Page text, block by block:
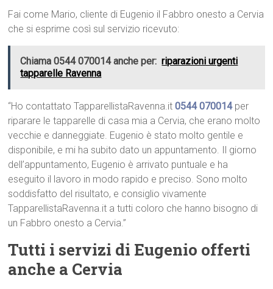
Fai come Mario, cliente di Eugenio il Fabbro onesto a Cervia
che si esprime così sul servizio ricevuto:
Chiama 0544 070014 anche per: riparazioni urgenti
tapparelle Ravenna
“Ho contattato TapparellistaRavenna.it0544 070014per
riparare le tapparelle di casa mia a Cervia, che erano molto
vecchie e danneggiate. Eugenio è stato molto gentile e
disponibile, e mi ha subito dato un appuntamento. Il giorno
dell’appuntamento, Eugenio è arrivato puntuale e ha
eseguito il lavoro in modo rapido e preciso. Sono molto
soddisfatto del risultato, e consiglio vivamente
TapparellistaRavenna.it a tutti coloro che hanno bisogno di
un Fabbro onesto a Cervia.”
Tutti i servizi di Eugenio offerti
anche a Cervia